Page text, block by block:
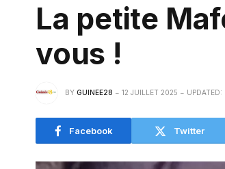
La petite
vous !
BY GUINEE28 12 JUILLET 2025 UPDATED:
Facebook Twitter